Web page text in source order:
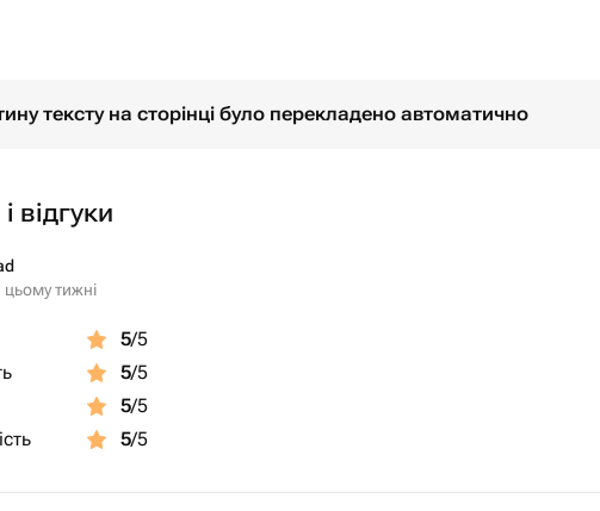
тексту на сторінці було перекладено автоматично
відгуки
тижні
5/5
5/5
5/5
5/5